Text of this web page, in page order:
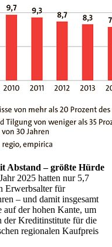
Abstand – größte Hürde
2025 hatten nur 5,7
Erwerbsalter für
– und damit insgesamt
auf der hohen Kante, um
der Kreditinstitute für die
regionalen Kaufpreis